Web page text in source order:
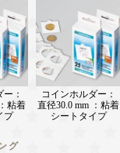
：
粘着
プ
コインホルダー：
直径30.0 mm ：粘着
シートタイプ
グ